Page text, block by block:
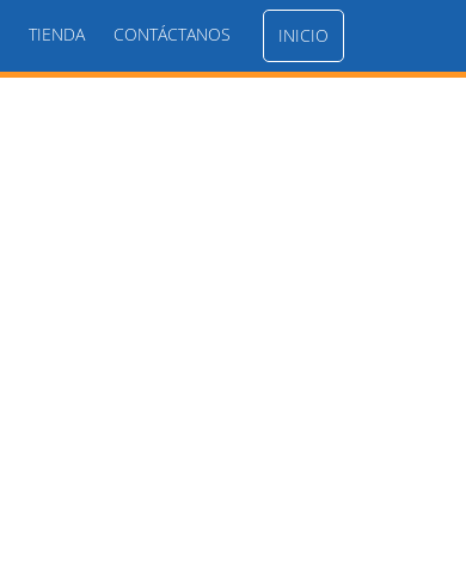
TIENDA CONTÁCTANOS INICIO